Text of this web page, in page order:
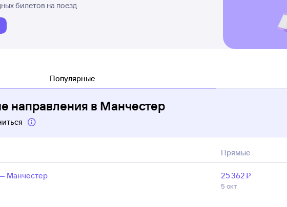
билетов на поезд
Популярные
направления в Манчестер
Прямые
Манчестер 25 ⁠362 ⁠₽
5 окт